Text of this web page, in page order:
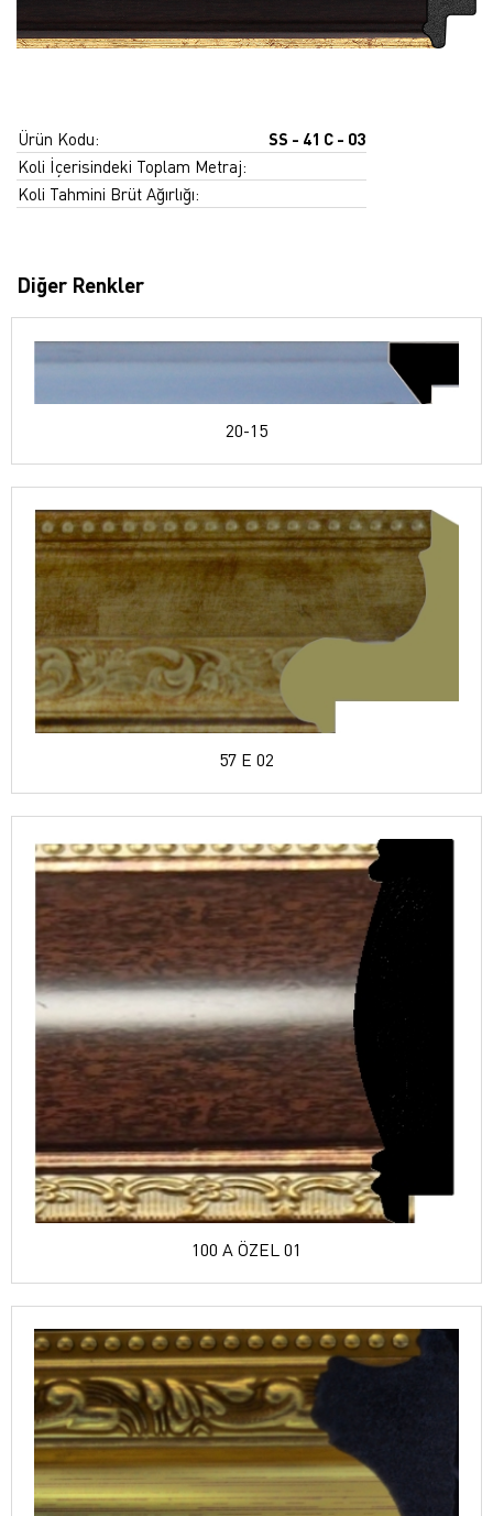
Ürün Kodu:
SS - 41 C - 03
Koli İçerisindeki Toplam Metraj:
Koli Tahmini Brüt Ağırlığı:
Diğer Renkler
20-15
57 E 02
100 A ÖZEL 01